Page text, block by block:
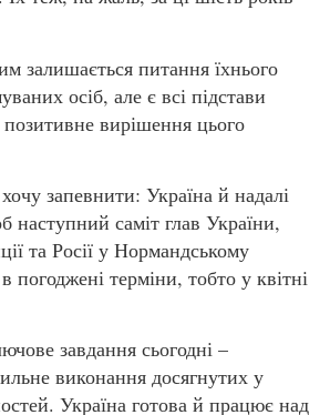
питання їхнього
осіб, але є всі підстави
позитивне вирішення цього
Україна й надалі
наступний саміт глав України,
та Росії у Нормандському
погоджені терміни, тобто у квітні
завдання сьогодні –
виконання досягнутих у
Україна готова й працює над